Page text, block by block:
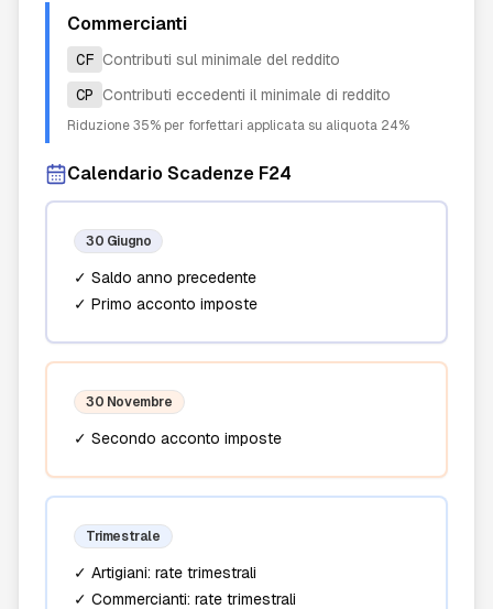
Commercianti
CF Contributi sul minimale del reddito
CP Contributi eccedenti il minimale di reddito
Riduzione 35% per forfettari applicata su aliquota 24%
Calendario Scadenze F24
30 Giugno
✓ Saldo anno precedente
✓ Primo acconto imposte
30 Novembre
✓ Secondo acconto imposte
Trimestrale
✓ Artigiani: rate trimestrali
✓ Commercianti: rate trimestrali